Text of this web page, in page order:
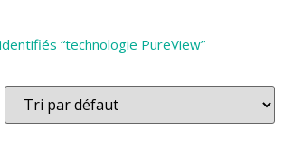
“technologie PureView”